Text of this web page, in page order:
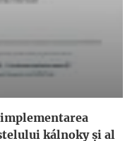
kálnoky și al